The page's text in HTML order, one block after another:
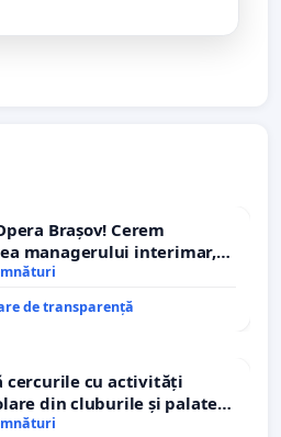
Brașov! Cerem
managerului interimar,
Lucian-Marius!
de transparență
cercurile cu activități
din cluburile și palatele